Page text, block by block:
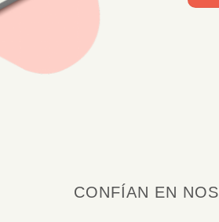
CONFÍAN EN